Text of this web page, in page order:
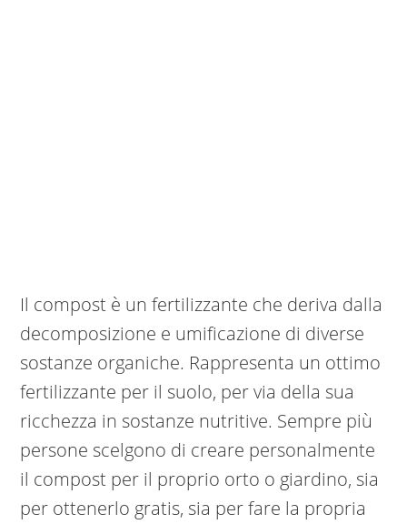
Il compost è un fertilizzante che deriva dalla
decomposizione e umificazione di diverse
sostanze organiche. Rappresenta un ottimo
fertilizzante per il suolo, per via della sua
ricchezza in sostanze nutritive. Sempre più
persone scelgono di creare personalmente
il compost per il proprio orto o giardino, sia
per ottenerlo gratis, sia per fare la propria